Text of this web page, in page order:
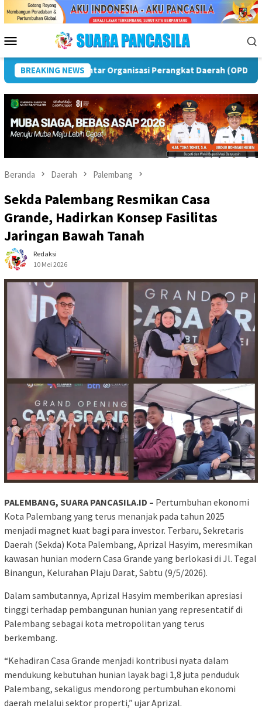
Menu
Mobile
BREAKING NEWSPuncak Peringatan IPeKB Ke-19, Plt Bupati
Beranda Daerah Palembang
Sekda Palembang Resmikan Casa
Grande, Hadirkan Konsep Fasilitas
Jaringan Bawah Tanah
Redaksi
10 Mei 2026
PALEMBANG, SUARA PANCASILA.ID – Pertumbuhan ekonomi
Kota Palembang yang terus menanjak pada tahun 2025
menjadi magnet kuat bagi para investor. Terbaru, Sekretaris
Daerah (Sekda) Kota Palembang, Aprizal Hasyim, meresmikan
kawasan hunian modern Casa Grande yang berlokasi di Jl. Tegal
Binangun, Kelurahan Plaju Darat, Sabtu (9/5/2026).
Dalam sambutannya, Aprizal Hasyim memberikan apresiasi
tinggi terhadap pembangunan hunian yang representatif di
Palembang sebagai kota metropolitan yang terus
berkembang.
“Kehadiran Casa Grande menjadi kontribusi nyata dalam
mendukung kebutuhan hunian layak bagi 1,8 juta penduduk
Palembang, sekaligus mendorong pertumbuhan ekonomi
daerah melalui sektor properti,” ujar Aprizal.